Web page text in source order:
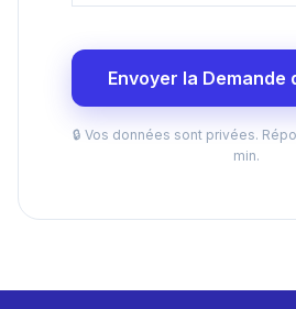
Envoyer la Demande
🔒 Vos données sont privées.
min.